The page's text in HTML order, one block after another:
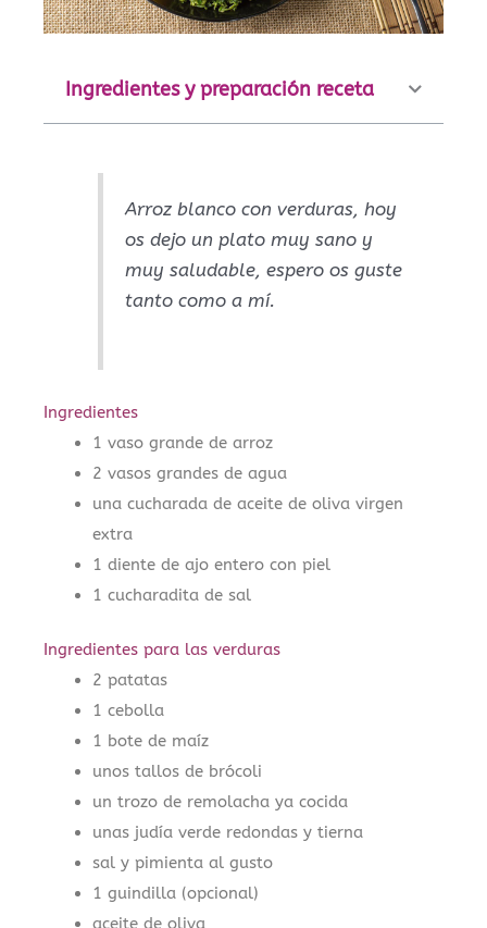
Ingredientes y preparación receta
Arroz blanco con verduras, hoy
os dejo un plato muy sano y
muy saludable, espero os guste
tanto como a mí.
Ingredientes
1 vaso grande de arroz
2 vasos grandes de agua
una cucharada de aceite de oliva virgen
extra
1 diente de ajo entero con piel
1 cucharadita de sal
Ingredientes para las verduras
2 patatas
1 cebolla
1 bote de maíz
unos tallos de brócoli
un trozo de remolacha ya cocida
unas judía verde redondas y tierna
sal y pimienta al gusto
1 guindilla (opcional)
aceite de oliva